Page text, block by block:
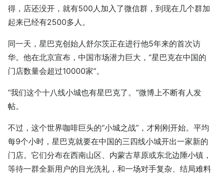
得，店还没开，就有500人加入了微信群，到现在几个群加
起来已经有2500多人。
同一天，星巴克创始人舒尔茨正在进行他5年来的首次访
华。他在北京宣布，中国市场潜力巨大，“星巴克在中国的
门店数量会超过10000家”。
“我们这个十八线小城也有星巴克了。”微博上不断有人发
帖。
不过，这个世界咖啡巨头的“小城之战”，才刚刚开始。平均
每9个小时，星巴克就要在中国的三四线小城开出一家新的
门店。它们分布在西南山区、内蒙古草原或东北边陲小镇，
等待一群全新用户的目光洗礼，和一场对手复杂、结局难料